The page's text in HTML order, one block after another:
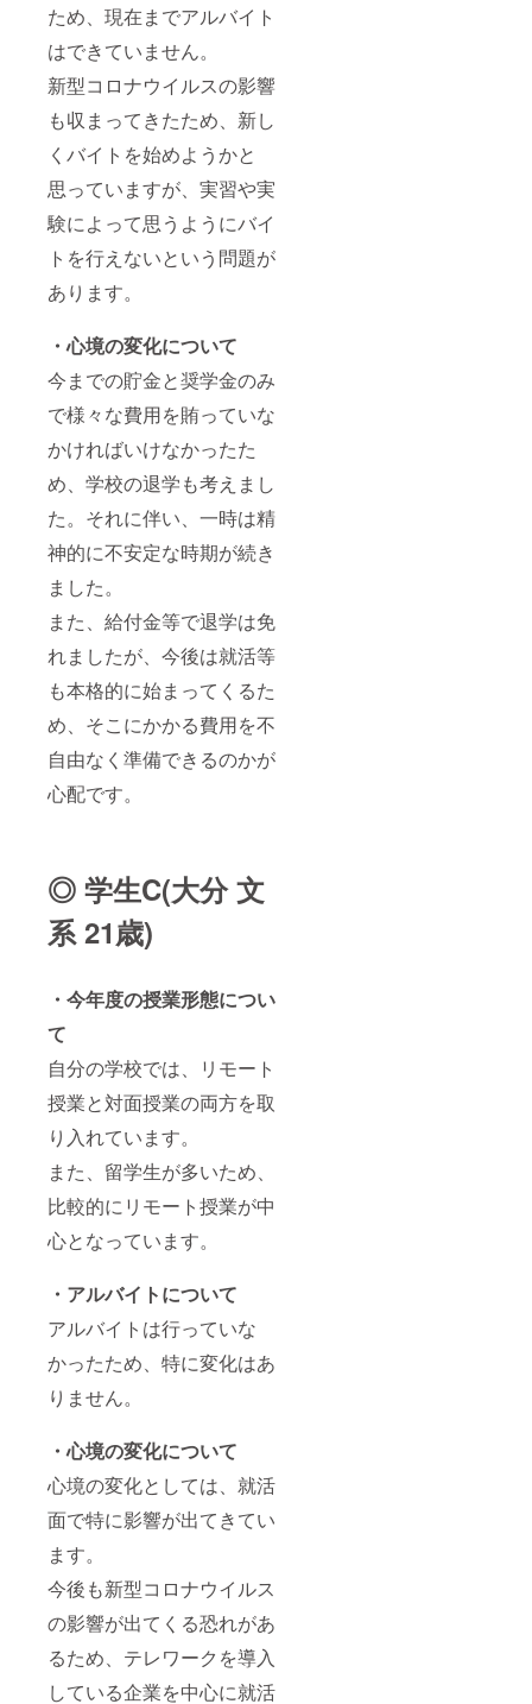
ため、現在までアルバイト
はできていません。
新型コロナウイルスの影響
も収まってきたため、新し
くバイトを始めようかと
思っていますが、実習や実
験によって思うようにバイ
トを行えないという問題が
あります。
・心境の変化について
今までの貯金と奨学金のみ
で様々な費用を賄っていな
かければいけなかったた
め、学校の退学も考えまし
た。それに伴い、一時は精
神的に不安定な時期が続き
ました。
また、給付金等で退学は免
れましたが、今後は就活等
も本格的に始まってくるた
め、そこにかかる費用を不
自由なく準備できるのかが
心配です。
◎ 学生C(大分 文
系 21歳)
・今年度の授業形態につい
て
自分の学校では、リモート
授業と対面授業の両方を取
り入れています。
また、留学生が多いため、
比較的にリモート授業が中
心となっています。
・アルバイトについて
アルバイトは行っていな
かったため、特に変化はあ
りません。
・心境の変化について
心境の変化としては、就活
面で特に影響が出てきてい
ます。
今後も新型コロナウイルス
の影響が出てくる恐れがあ
るため、テレワークを導入
している企業を中心に就活